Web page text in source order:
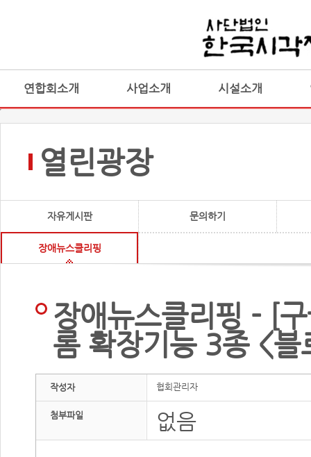
연합회소개 사업소개 시설소개
열린광장
자유게시판 문의하기
장애뉴스클리핑
장애뉴스클리핑 - [
롬 확장기능 3종 <
작성자 협회관리자
첨부파일 없음